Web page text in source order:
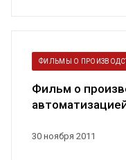
30 ноября 2011
ФИЛЬМЫ О
Фильм о